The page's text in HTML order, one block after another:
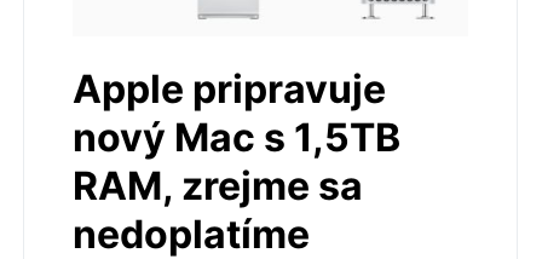
Apple pripravuje
nový Mac s 1,5TB
RAM, zrejme sa
nedoplatíme